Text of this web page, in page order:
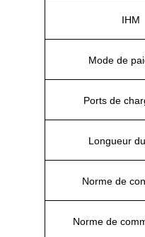
IHM
Mode de
Ports de
Longueur
Norme de
Norme de